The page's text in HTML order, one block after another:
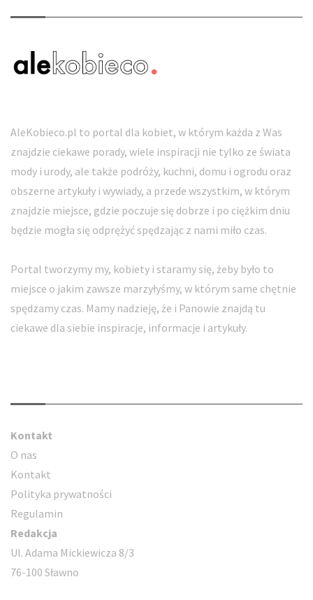
AleKobieco.pl to portal dla kobiet, w którym każda z Was
znajdzie ciekawe porady, wiele inspiracji nie tylko ze świata
mody i urody, ale także podróży, kuchni, domu i ogrodu oraz
obszerne artykuły i wywiady, a przede wszystkim, w którym
znajdzie miejsce, gdzie poczuje się dobrze i po ciężkim dniu
będzie mogła się odprężyć spędzając z nami miło czas.
Portal tworzymy my, kobiety i staramy się, żeby było to
miejsce o jakim zawsze marzyłyśmy, w którym same chętnie
spędzamy czas. Mamy nadzieję, że i Panowie znajdą tu
ciekawe dla siebie inspiracje, informacje i artykuły.
Kontakt
O nas
Kontakt
Polityka prywatności
Regulamin
Redakcja
Ul. Adama Mickiewicza 8/3
76-100 Sławno